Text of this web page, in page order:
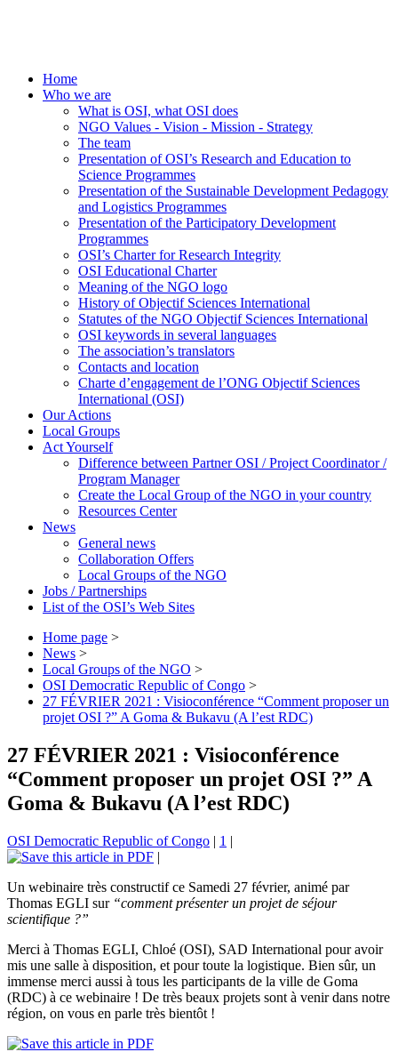
Home
Who we are
What is OSI, what OSI does
NGO Values - Vision - Mission - Strategy
The team
Presentation of OSI’s Research and Education to
Science Programmes
Presentation of the Sustainable Development Pedagogy
and Logistics Programmes
Presentation of the Participatory Development
Programmes
OSI’s Charter for Research Integrity
OSI Educational Charter
Meaning of the NGO logo
History of Objectif Sciences International
Statutes of the NGO Objectif Sciences International
OSI keywords in several languages
The association’s translators
Contacts and location
Charte d’engagement de l’ONG Objectif Sciences
International (OSI)
Our Actions
Local Groups
Act Yourself
Difference between Partner OSI / Project Coordinator /
Program Manager
Create the Local Group of the NGO in your country
Resources Center
News
General news
Collaboration Offers
Local Groups of the NGO
Jobs / Partnerships
List of the OSI’s Web Sites
Home page >
News >
Local Groups of the NGO >
OSI Democratic Republic of Congo >
27 FÉVRIER 2021 : Visioconférence “Comment proposer un
projet OSI ?” A Goma & Bukavu (A l’est RDC)
27 FÉVRIER 2021 : Visioconférence
“Comment proposer un projet OSI ?” A
Goma & Bukavu (A l’est RDC)
OSI Democratic Republic of Congo | 1 |
|
Un webinaire très constructif ce Samedi 27 février, animé par
Thomas EGLI sur “comment présenter un projet de séjour
scientifique ?”
Merci à Thomas EGLI, Chloé (OSI), SAD International pour avoir
mis une salle à disposition, et pour toute la logistique. Bien sûr, un
immense merci aussi à tous les participants de la ville de Goma
(RDC) à ce webinaire ! De très beaux projets sont à venir dans notre
région, on vous en parle très bientôt !